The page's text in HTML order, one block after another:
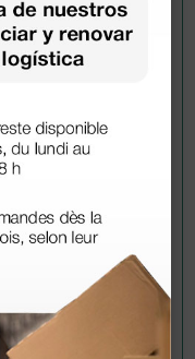
colegas que ya